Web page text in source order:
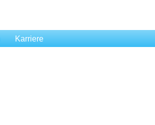
Karriere